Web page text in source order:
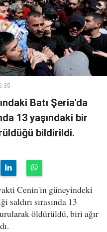
Batı Şeria'da
13 yaşındaki bir
bildirildi.
Cenin'in güneyindeki
saldırı sırasında 13
öldürüldü, biri ağır